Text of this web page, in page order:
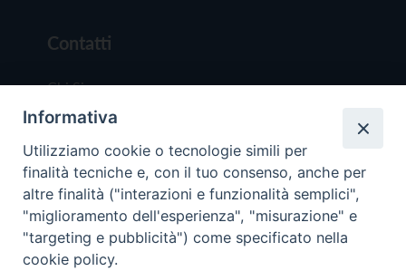
Contatti
Chi Siamo
Redazione
Scrivici
Copyright © 2019 - Tutti i diritti riservati - Vita
Informativa
Utilizziamo cookie o tecnologie simili per
finalità tecniche e, con il tuo consenso, anche per
altre finalità ("interazioni e funzionalità semplici",
"miglioramento dell'esperienza", "misurazione" e
"targeting e pubblicità") come specificato nella
cookie policy.